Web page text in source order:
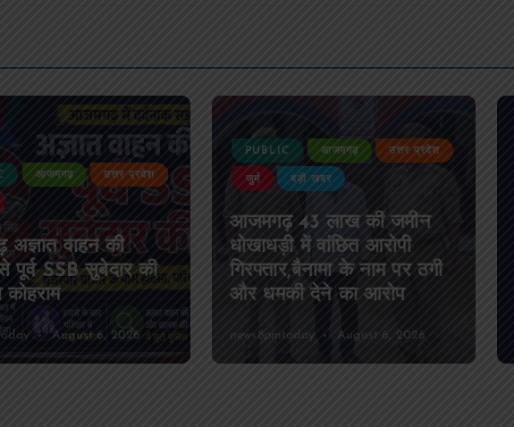
आजमगढ़ उत्तर प्रदेश
बड़ी खबर
43 लाख की जमीन
में वांछित आरोपी
के नाम पर ठगी
देने का आरोप
August 6, 2026
PUBLIC आजमगढ़ उत्तर प्रदेश
जीवन शैली राजनीति
पीएमएस एसोसिएशन आजमगढ़
का चुनाव सम्पन्न, डॉ. धनन्जय
पाण्डेय बने अध्यक्ष, डॉ. अलेन्द्र
कुमार सचिव निर्विरोध निर्वाचित
news8pmtoday August 6, 2026